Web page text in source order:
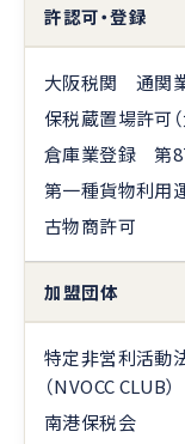
許認可・登録
大阪税関 通関
保税蔵置場許可（
倉庫業登録 第
第一種貨物利用
古物商許可
加盟団体
特定非営利活動
（NVOCC
南港保税会